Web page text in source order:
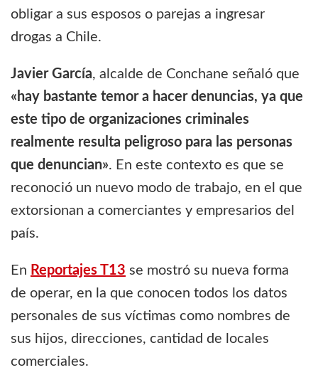
obligar a sus esposos o parejas a ingresar
drogas a Chile.
Javier García, alcalde de Conchane señaló que
«hay bastante temor a hacer denuncias, ya que
este tipo de organizaciones criminales
realmente resulta peligroso para las personas
que denuncian». En este contexto es que se
reconoció un nuevo modo de trabajo, en el que
extorsionan a comerciantes y empresarios del
país.
En Reportajes T13 se mostró su nueva forma
de operar, en la que conocen todos los datos
personales de sus víctimas como nombres de
sus hijos, direcciones, cantidad de locales
comerciales.